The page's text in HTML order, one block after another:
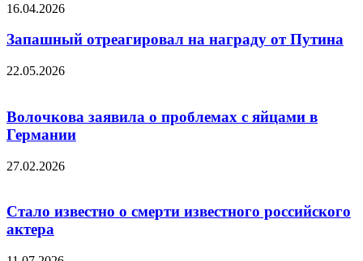
16.04.2026
Запашный отреагировал на награду от Путина
22.05.2026
Волочкова заявила о проблемах с яйцами в
Германии
27.02.2026
Стало известно о смерти известного российского
актера